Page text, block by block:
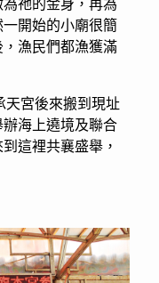
祂的金身，再為
開始的小廟很簡
漁民們都漁獲滿
宮後來搬到現址
海上遶境及聯合
這裡共襄盛舉，